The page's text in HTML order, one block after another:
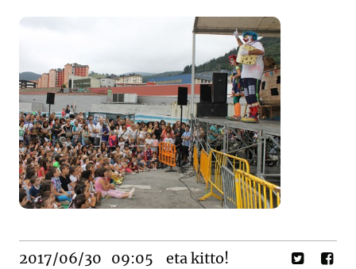
2017/06/30 09:05 eta kitto!